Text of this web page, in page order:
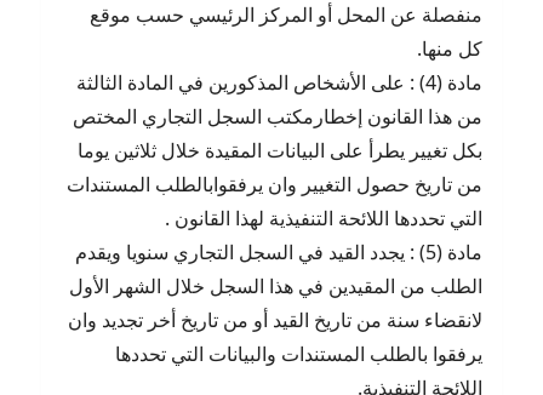
منفصلة عن المحل أو المركز الرئيسي حسب موقع
كل منها.
مادة (4) : على الأشخاص المذكورين في المادة الثالثة
من هذا القانون إخطارمكتب السجل التجاري المختص
بكل تغيير يطرأ على البيانات المقيدة خلال ثلاثين يوما
من تاريخ حصول التغيير وان يرفقوابالطلب المستندات
التي تحددها اللائحة التنفيذية لهذا القانون .
مادة (5) : يجدد القيد في السجل التجاري سنويا ويقدم
الطلب من المقيدين في هذا السجل خلال الشهر الأول
لانقضاء سنة من تاريخ القيد أو من تاريخ أخر تجديد وان
يرفقوا بالطلب المستندات والبيانات التي تحددها
اللائحة التنفيذية.